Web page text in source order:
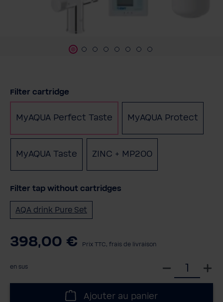
Sélectionnez
Filter cartridge
MyAQUA Perfect Taste MyAQUA Protect
MyAQUA Taste ZINC + MP200
Filter tap without cartridges
AQA drink Pure Set
398,00 € Prix TTC, frais de livraison
en sus
Ajouter au panier